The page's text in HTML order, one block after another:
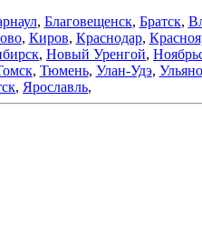
, Благовещенск, Братск,
, Киров, Краснодар,
, Новый Уренгой,
, Тюмень, Улан-Удэ,
, Ярославль,